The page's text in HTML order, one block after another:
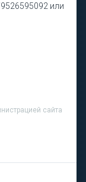
или
сайта